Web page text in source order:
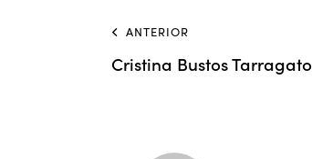
ANTERIOR
Cristina Bustos Tarragato